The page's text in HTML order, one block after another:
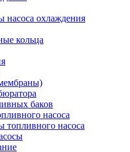
насоса охлаждения
кольца
баков
насоса
топливного насоса